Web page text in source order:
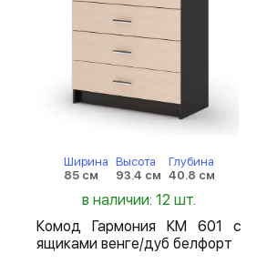
Ширина
85 см
Высота
93.4 см
Глубина
40.8 см
в наличии: 12 шт.
Комод Гармония КМ 601 с
ящиками венге/дуб белфорт